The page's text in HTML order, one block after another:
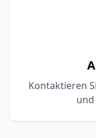
Kontaktieren